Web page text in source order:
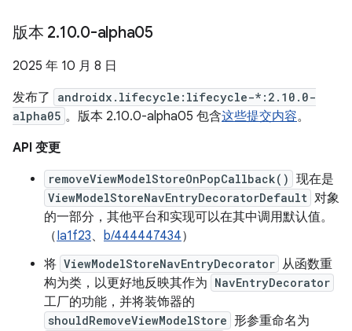
版本 2.10.0-alpha05
2025 年 10 月 8 日
发布了
androidx.lifecycle:lifecycle-*:2.10.0-
alpha05 。版本 2.10.0-alpha05 包含这些提交内容。
API 变更
removeViewModelStoreOnPopCallback() 现在是
ViewModelStoreNavEntryDecoratorDefault 对象
的一部分，其他平台和实现可以在其中调用默认值。
（Ia1f23、 b/444447434）
将 ViewModelStoreNavEntryDecorator 从函数重
构为类，以更好地反映其作为 NavEntryDecorator
工厂的功能，并将装饰器的
shouldRemoveViewModelStore 形参重命名为